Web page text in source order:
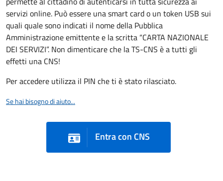
servizi online. Può essere una smart card o un token USB sui
quali quale sono indicati il nome della Pubblica
Amministrazione emittente e la scritta “CARTA NAZIONALE
DEI SERVIZI”. Non dimenticare che la TS-CNS è a tutti gli
effetti una CNS!
Per accedere utilizza il PIN che ti è stato rilasciato.
Se hai bisogno di aiuto...
Entra con CNS